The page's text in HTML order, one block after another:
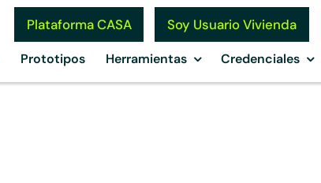
Plataforma CASA Soy Usuario Vivienda
Prototipos Herramientas Credenciales